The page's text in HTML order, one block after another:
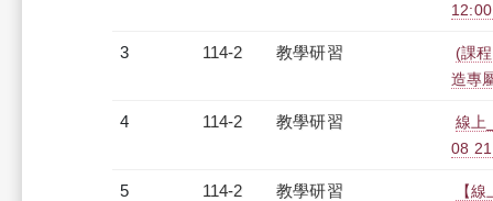
3 114-2 教學研習
(課
造專
4 114-2 教學研習
線上
08
5 114-2 教學研習
【